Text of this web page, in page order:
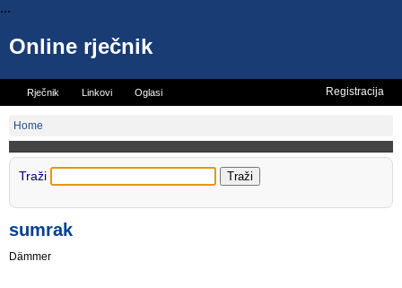
...
Online rječnik
Rječnik Linkovi Oglasi Registracija
Home
Traži
sumrak
Dämmer